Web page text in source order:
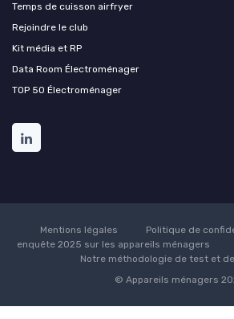
Temps de cuisson airfryer
Rejoindre le club
Kit média et RP
Data Room Électroménager
TOP 50 Électroménager
Mentions légales Politique de
enquête 2025 sur les appareils ménagers
Notre méthodologie de test et
© Appareils ménagers